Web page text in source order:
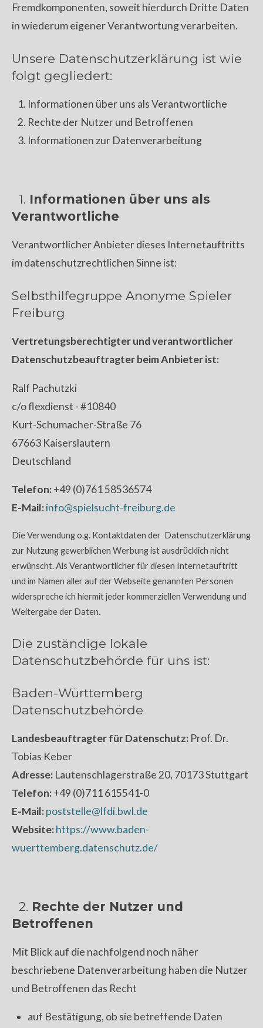
Fremdkomponenten, soweit hierdurch Dritte Daten
in wiederum eigener Verantwortung verarbeiten.
Unsere Datenschutzerklärung ist wie
folgt gegliedert:
Informationen über uns als Verantwortliche
Rechte der Nutzer und Betroffenen
Informationen zur Datenverarbeitung
1. Informationen über uns als
Verantwortliche
Verantwortlicher Anbieter dieses Internetauftritts
im datenschutzrechtlichen Sinne ist:
Selbsthilfegruppe Anonyme Spieler
Freiburg
Vertretungsberechtigter und verantwortlicher
Datenschutzbeauftragter beim Anbieter ist:
Ralf Pachutzki
c/o flexdienst - #10840
Kurt-Schumacher-Straße 76
67663 Kaiserslautern
Deutschland
Telefon:+49 (0)761 58536574
E-Mail:info@spielsucht-freiburg.de
Die Verwendung o.g. Kontaktdaten der Datenschutzerklärung
zur Nutzung gewerblichen Werbung ist ausdrücklich nicht
erwünscht. Als Verantwortlicher für diesen Internetauftritt
und im Namen aller auf der Webseite genannten Personen
widerspreche ich hiermit jeder kommerziellen Verwendung und
Weitergabe der Daten.
Die zuständige lokale
Datenschutzbehörde für uns ist:
Baden-Württemberg
Datenschutzbehörde
Landesbeauftragter für Datenschutz: Prof. Dr.
Tobias Keber
Adresse: Lautenschlagerstraße 20, 70173 Stuttgart
Telefon:+49 (0)711 615541-0
E-Mail:poststelle@lfdi.bwl.de
Website:https://www.baden-
wuerttemberg.datenschutz.de/
2. Rechte der Nutzer und
Betroffenen
Mit Blick auf die nachfolgend noch näher
beschriebene Datenverarbeitung haben die Nutzer
und Betroffenen das Recht
auf Bestätigung, ob sie betreffende Daten